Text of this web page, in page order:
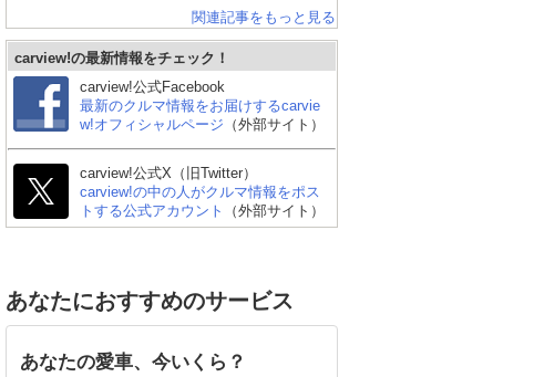
関連記事をもっと見る
carview!の最新情報をチェック！
carview!公式Facebook
最新のクルマ情報をお届けするcarvie
w!オフィシャルページ （外部サイト）
carview!公式X（旧Twitter）
carview!の中の人がクルマ情報をポス
トする公式アカウント
（外部サイト）
あなたにおすすめのサービス
あなたの愛車、今いくら？